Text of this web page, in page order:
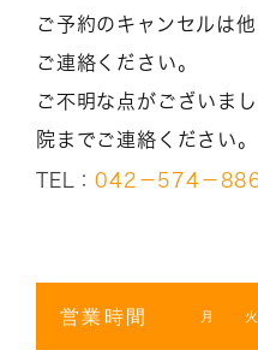
ご予約のキャンセルは
ご連絡ください。
ご不明な点がございま
院までご連絡ください。
TEL：042－574－
営業時間 月 火